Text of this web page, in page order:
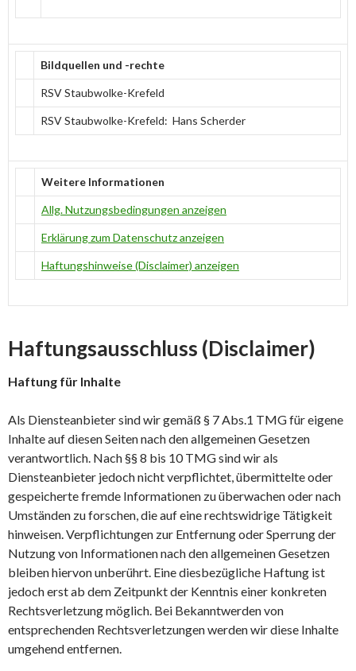
Bildquellen und -rechte
RSV Staubwolke-Krefeld
RSV Staubwolke-Krefeld: Hans Scherder
Weitere Informationen
Allg. Nutzungsbedingungen anzeigen
Erklärung zum Datenschutz anzeigen
Haftungshinweise (Disclaimer) anzeigen
Haftungsausschluss (Disclaimer)
Haftung für Inhalte
Als Diensteanbieter sind wir gemäß § 7 Abs.1 TMG für eigene
Inhalte auf diesen Seiten nach den allgemeinen Gesetzen
verantwortlich. Nach §§ 8 bis 10 TMG sind wir als
Diensteanbieter jedoch nicht verpflichtet, übermittelte oder
gespeicherte fremde Informationen zu überwachen oder nach
Umständen zu forschen, die auf eine rechtswidrige Tätigkeit
hinweisen. Verpflichtungen zur Entfernung oder Sperrung der
Nutzung von Informationen nach den allgemeinen Gesetzen
bleiben hiervon unberührt. Eine diesbezügliche Haftung ist
jedoch erst ab dem Zeitpunkt der Kenntnis einer konkreten
Rechtsverletzung möglich. Bei Bekanntwerden von
entsprechenden Rechtsverletzungen werden wir diese Inhalte
umgehend entfernen.